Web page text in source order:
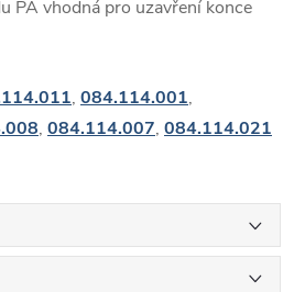
PA vhodná pro uzavření konce
, 084.114.001,
, 084.114.007, 084.114.021